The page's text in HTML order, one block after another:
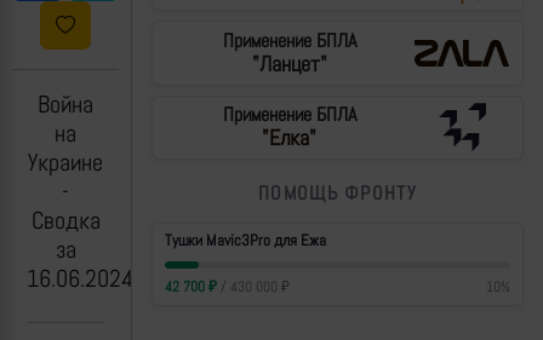
Война
на
Украине
-
Сводка
за
16.06.2024
Применение БПЛА
"Ланцет"
Применение БПЛА
"Елка"
ПОМОЩЬ ФРОНТУ
Тушки Mavic3Pro для Ежа
42 700₽/ 430 000 ₽ 10%